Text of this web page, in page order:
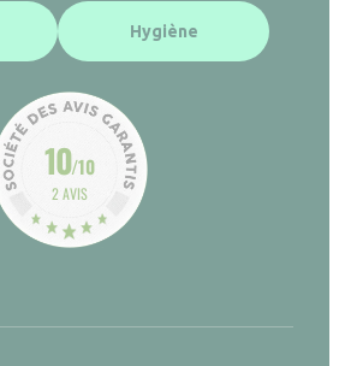
Hygiène
10/10
2 AVIS